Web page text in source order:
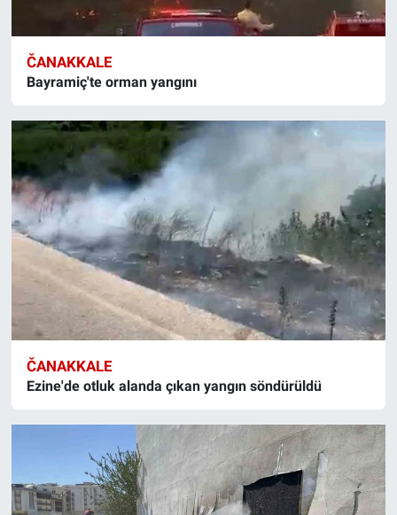
ČANAKKALE
Bayramiç'te orman yangını
ČANAKKALE
Ezine'de otluk alanda çıkan yangın söndürüldü